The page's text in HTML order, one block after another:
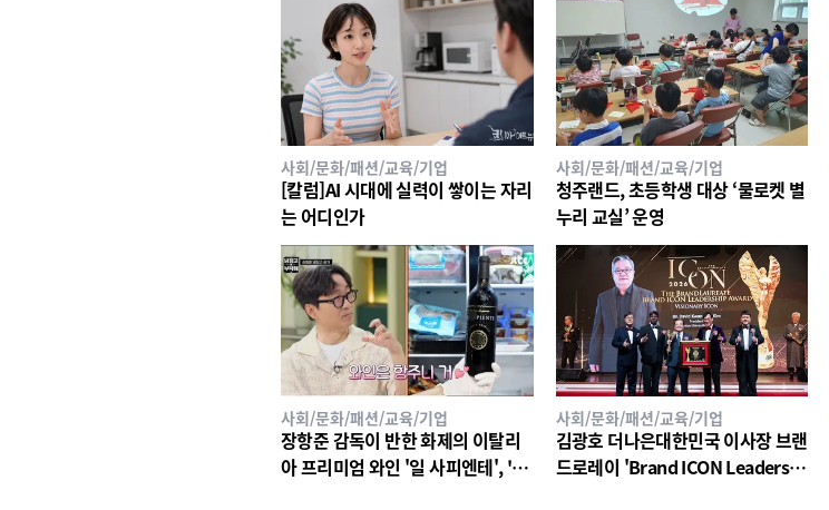
사회/문화/패션/교육/기업
[칼럼]AI 시대에 실력이 쌓이는 자리
는 어디인가
사회/문화/패션/교육/기업
청주랜드, 초등학생 대상 ‘물로켓 별
누리 교실’ 운영
사회/문화/패션/교육/기업
장항준 감독이 반한 화제의 이탈리
아 프리미엄 와인 '일 사피엔테', '20
사회/문화/패션/교육/기업
김광호 더나은대한민국 이사장 브랜
드로레이 'Brand ICON Leadershi